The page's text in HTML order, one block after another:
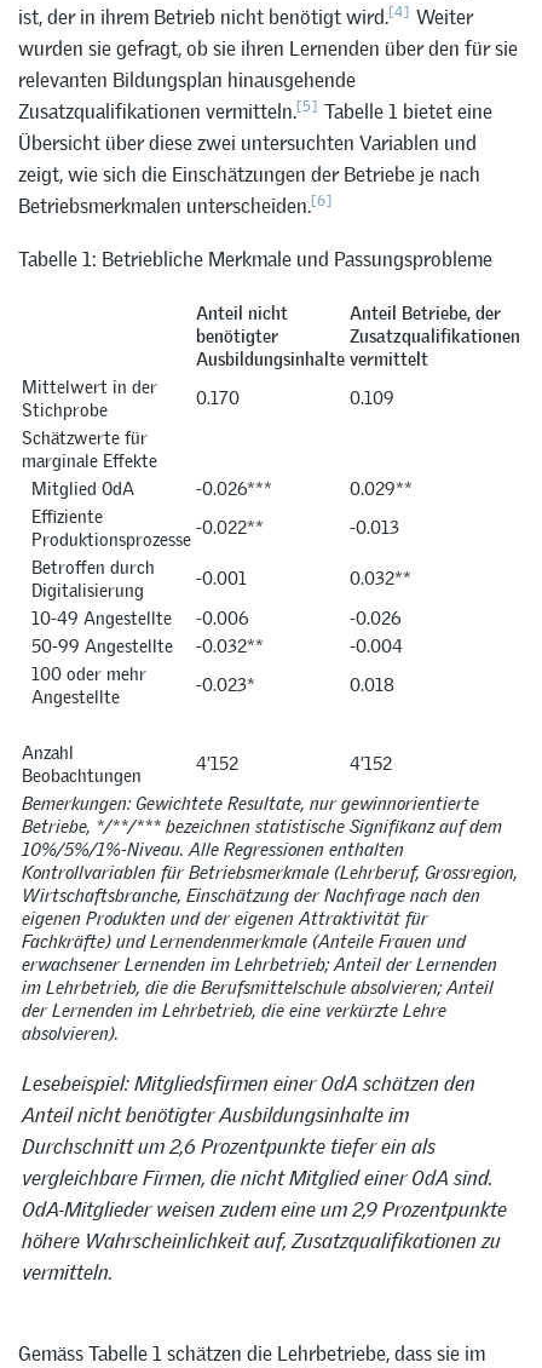
ist, der in ihrem Betrieb nicht benötigt wird.[4] Weiter
wurden sie gefragt, ob sie ihren Lernenden über den für sie
relevanten Bildungsplan hinausgehende
Zusatzqualifikationen vermitteln.[5] Tabelle 1 bietet eine
Übersicht über diese zwei untersuchten Variablen und
zeigt, wie sich die Einschätzungen der Betriebe je nach
Betriebsmerkmalen unterscheiden.[6]
Tabelle 1: Betriebliche Merkmale und Passungsprobleme
Anteil nicht
benötigter
Ausbildungsinhalte
Anteil Betriebe, der
Zusatzqualifikationen
vermittelt
Mittelwert in der
Stichprobe
0.170
0.109
Schätzwerte für
marginale Effekte
Mitglied OdA
-0.026***
0.029**
Effiziente
Produktionsprozesse
-0.022**
-0.013
Betroffen durch
Digitalisierung
-0.001
0.032**
10-49 Angestellte
-0.006
-0.026
50-99 Angestellte
-0.032**
-0.004
100 oder mehr
Angestellte
-0.023* 0.018
Anzahl
Beobachtungen
4’152
4’152
Bemerkungen: Gewichtete Resultate, nur gewinnorientierte
Betriebe, */**/*** bezeichnen statistische Signifikanz auf dem
10%/5%/1%-Niveau. Alle Regressionen enthalten
Kontrollvariablen für Betriebsmerkmale (Lehrberuf, Grossregion,
Wirtschaftsbranche, Einschätzung der Nachfrage nach den
eigenen Produkten und der eigenen Attraktivität für
Fachkräfte) und Lernendenmerkmale (Anteile Frauen und
erwachsener Lernenden im Lehrbetrieb; Anteil der Lernenden
im Lehrbetrieb, die die Berufsmittelschule absolvieren; Anteil
der Lernenden im Lehrbetrieb, die eine verkürzte Lehre
absolvieren).
Lesebeispiel: Mitgliedsfirmen einer OdA schätzen den
Anteil nicht benötigter Ausbildungsinhalte im
Durchschnitt um 2,6 Prozentpunkte tiefer ein als
vergleichbare Firmen, die nicht Mitglied einer OdA sind.
OdA-Mitglieder weisen zudem eine um 2,9 Prozentpunkte
höhere Wahrscheinlichkeit auf, Zusatzqualifikationen zu
vermitteln.
Gemäss Tabelle 1 schätzen die Lehrbetriebe, dass sie im